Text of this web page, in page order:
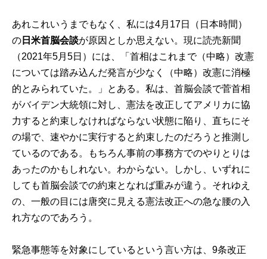
あれこれいうまでもなく、私には4月17日（日本時間）
の 日米首脳会談が原因としか思えない。現に読売新聞
（2021年5月5日）には、「首相はこれまで（中略）改憲
については踏み込んだ発言が少なく（中略）改憲に消極
的とみられていた。」とある。私は、首脳会談で菅首相
がバイデン大統領に対し、憲法を改正してアメリカに協
力すると約束しなければならない状態に陥り、直ちにそ
の場で、速やかに実行すると約束したのだろうと推測し
ているのである。もちろん事前の事務方でのやりとりは
あったのかもしれない。わからない。しかし、いずれに
しても首脳会談での約束となれば重みが違う。それゆえ
の、一般の目には唐突に見える憲法改正への急な腰の入
れ方なのであろう。
緊急事態等を対象にしているという言い方は、9条改正